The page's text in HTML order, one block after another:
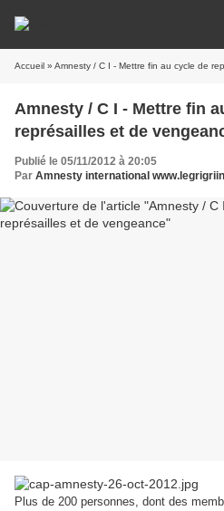
Accueil » Amnesty / C I - Mettre fin au cycle de
Amnesty / C I - Mettre fin
représailles et de
Publié le 05/11/2012 à 20:05
Par Amnesty international
Plus de 200 personnes, dont des